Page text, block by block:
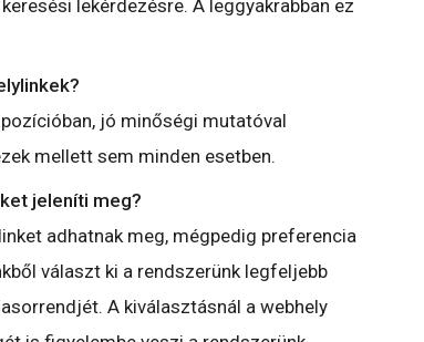
lekérdezésre. A leggyakrabban ez
jó minőségi mutatóval
mellett sem minden esetben.
jeleníti meg?
adhatnak meg, mégpedig preferencia
választ ki a rendszerünk legfeljebb
A kiválasztásnál a webhely